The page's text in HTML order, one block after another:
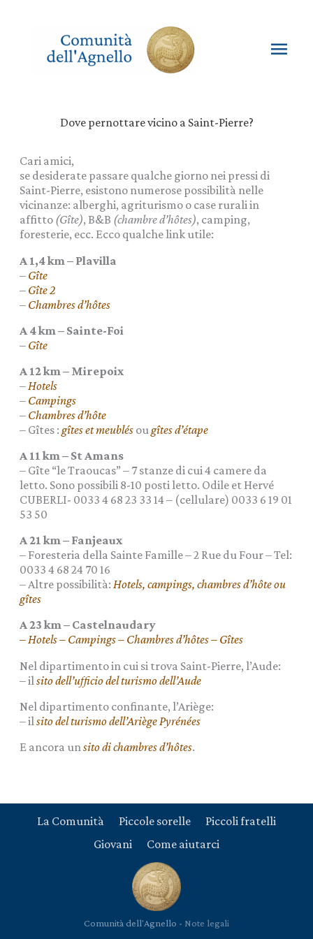
Dove pernottare vicino a Saint-Pierre?
Cari amici,
se desiderate passare qualche giorno nei pressi di
Saint-Pierre, esistono numerose possibilità nelle
vicinanze: alberghi, agriturismo o case rurali in
affitto (Gîte), B&B (chambre d’hôtes), camping,
foresterie, ecc. Ecco qualche link utile:
A 1,4 km – Plavilla
– Gîte
– Gîte 2
– Chambres d’hôtes
A 4 km – Sainte-Foi
– Gîte
A 12 km – Mirepoix
– Hotels
– Campings
– Chambres d’hôte
– Gîtes : gîtes et meublésou gîtes d’étape
A 11 km – St Amans
– Gîte “le Traoucas” – 7 stanze di cui 4 camere da
letto. Sono possibili 8-10 posti letto. Odile et Hervé
CUBERLI- 0033 4 68 23 33 14 – (cellulare) 0033 6 19 01
53 50
A 21 km – Fanjeaux
– Foresteria della Sainte Famille – 2 Rue du Four – Tel:
0033 4 68 24 70 16
– Altre possibilità: Hotels, campings, chambres d’hôte ou
gîtes
A 23 km – Castelnaudary
– Hotels – Campings – Chambres d’hôtes – Gîtes
Nel dipartimento in cui si trova Saint-Pierre, l’Aude:
– il sito dell’ufficio del turismo dell’Aude
Nel dipartimento confinante, l’Ariège:
– il sito del turismo dell’Ariège Pyrénées
E ancora unsito di chambres d’hôtes.
La Comunità Piccole sorelle
Piccoli fratelli
Giovani
Come aiutarci
Comunità dell'Agnello - Note legali